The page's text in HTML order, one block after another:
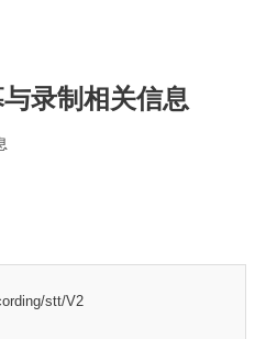
录制相关信息
stt/V2